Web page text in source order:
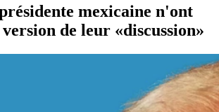
mexicaine n'ont
de leur «discussion»